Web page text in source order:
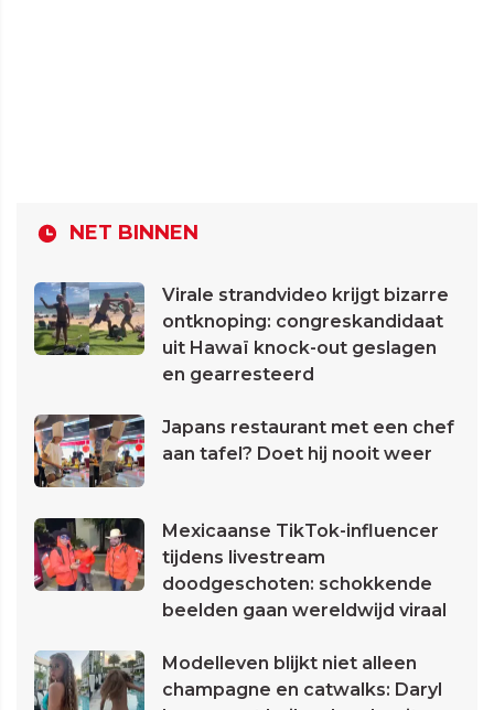
NET BINNEN
Virale strandvideo krijgt bizarre
ontknoping: congreskandidaat
uit Hawaï knock-out geslagen
en gearresteerd
Japans restaurant met een chef
aan tafel? Doet hij nooit weer
Mexicaanse TikTok-influencer
tijdens livestream
doodgeschoten: schokkende
beelden gaan wereldwijd viraal
Modelleven blijkt niet alleen
champagne en catwalks: Daryl